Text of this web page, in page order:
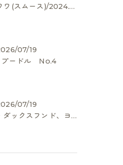
チワワ(スムース)/2024.05.06/男の子/60,000(税別)
07/19
プードル No.4
07/19
M・ダックスフンド、ヨークシャーテリア、ペキニーズ、ポメラニアン